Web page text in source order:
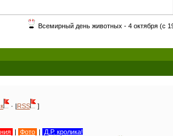
Всемирный день животных - 4 октября (с 1931 г.).
· |RSS ]
| Фото |
Д.Р. кролика!